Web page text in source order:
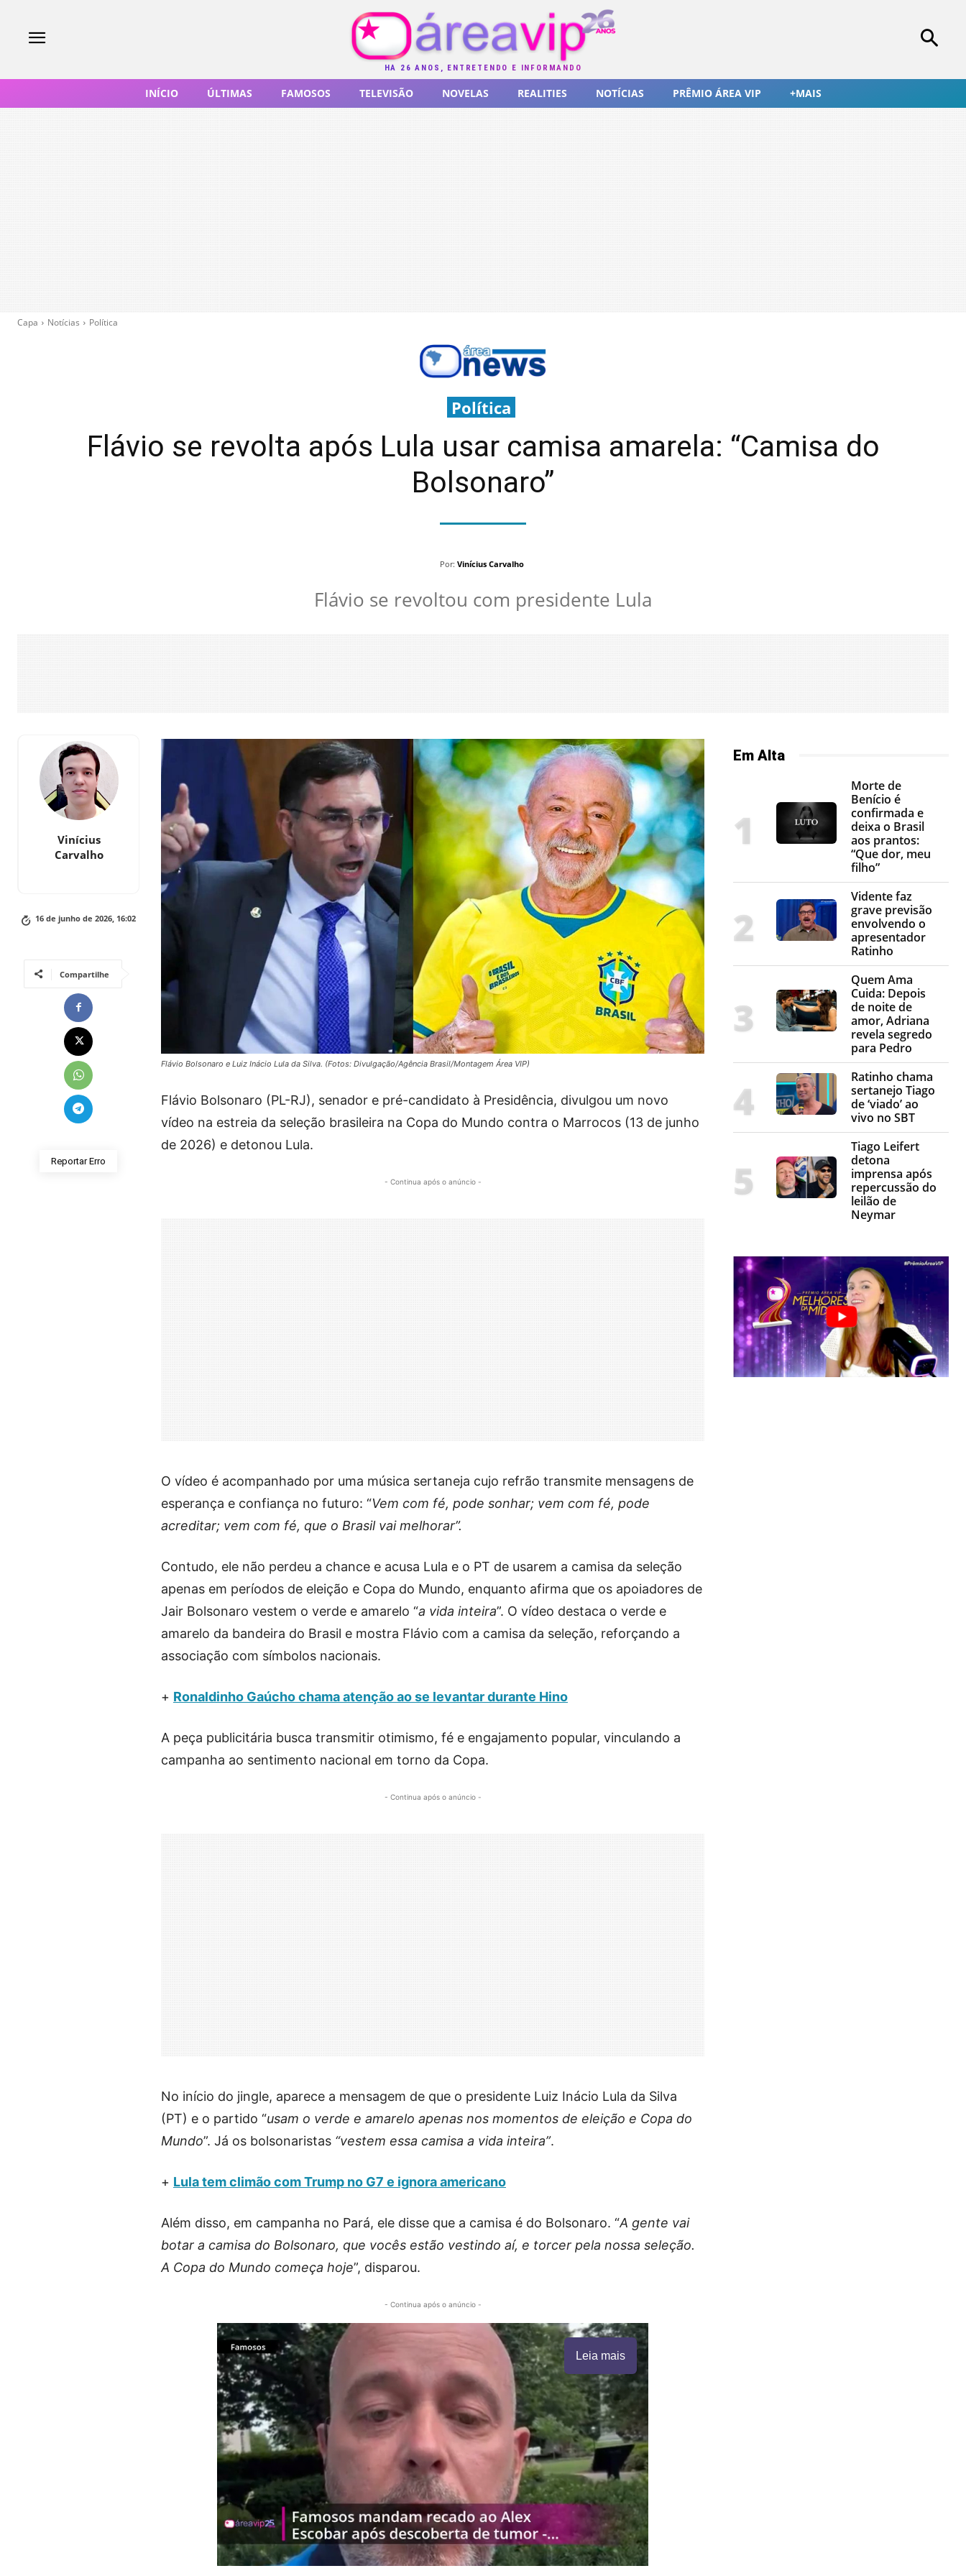
HÁ 26 ANOS, ENTRETENDO E INFORMANDO
INÍCIO ÚLTIMAS FAMOSOS TELEVISÃO NOVELAS REALITIES NOTÍCIAS PRÊMIO ÁREA VIP +MAIS
Capa Notícias Política
Política
Flávio se revolta após Lula usar camisa amarela: “Camisa do
Bolsonaro”
Por: Vinícius Carvalho
Flávio se revoltou com presidente Lula
Vinícius
Carvalho
16 de junho de 2026, 16:02
Compartilhe
Reportar Erro
Flávio Bolsonaro e Luiz Inácio Lula da Silva. (Fotos: Divulgação/Agência Brasil/Montagem Área VIP)
Flávio Bolsonaro (PL-RJ), senador e pré-candidato à Presidência, divulgou um novo
vídeo na estreia da seleção brasileira na Copa do Mundo contra o Marrocos (13 de junho
de 2026) e detonou Lula.
- Continua após o anúncio -
O vídeo é acompanhado por uma música sertaneja cujo refrão transmite mensagens de
esperança e confiança no futuro: “Vem com fé, pode sonhar; vem com fé, pode
acreditar; vem com fé, que o Brasil vai melhorar”.
Contudo, ele não perdeu a chance e acusa Lula e o PT de usarem a camisa da seleção
apenas em períodos de eleição e Copa do Mundo, enquanto afirma que os apoiadores de
Jair Bolsonaro vestem o verde e amarelo “a vida inteira”. O vídeo destaca o verde e
amarelo da bandeira do Brasil e mostra Flávio com a camisa da seleção, reforçando a
associação com símbolos nacionais.
+ Ronaldinho Gaúcho chama atenção ao se levantar durante Hino
A peça publicitária busca transmitir otimismo, fé e engajamento popular, vinculando a
campanha ao sentimento nacional em torno da Copa.
- Continua após o anúncio -
No início do jingle, aparece a mensagem de que o presidente Luiz Inácio Lula da Silva
(PT) e o partido “usam o verde e amarelo apenas nos momentos de eleição e Copa do
Mundo”. Já os bolsonaristas “vestem essa camisa a vida inteira”.
+ Lula tem climão com Trump no G7 e ignora americano
Além disso, em campanha no Pará, ele disse que a camisa é do Bolsonaro. “A gente vai
botar a camisa do Bolsonaro, que vocês estão vestindo aí, e torcer pela nossa seleção.
A Copa do Mundo começa hoje”, disparou.
- Continua após o anúncio -
Leia mais
Em Alta
Morte de
Benício é
confirmada e
deixa o Brasil
aos prantos:
“Que dor, meu
filho”
Vidente faz
grave previsão
envolvendo o
apresentador
Ratinho
Quem Ama
Cuida: Depois
de noite de
amor, Adriana
revela segredo
para Pedro
Ratinho chama
sertanejo Tiago
de ‘viado’ ao
vivo no SBT
Tiago Leifert
detona
imprensa após
repercussão do
leilão de
Neymar